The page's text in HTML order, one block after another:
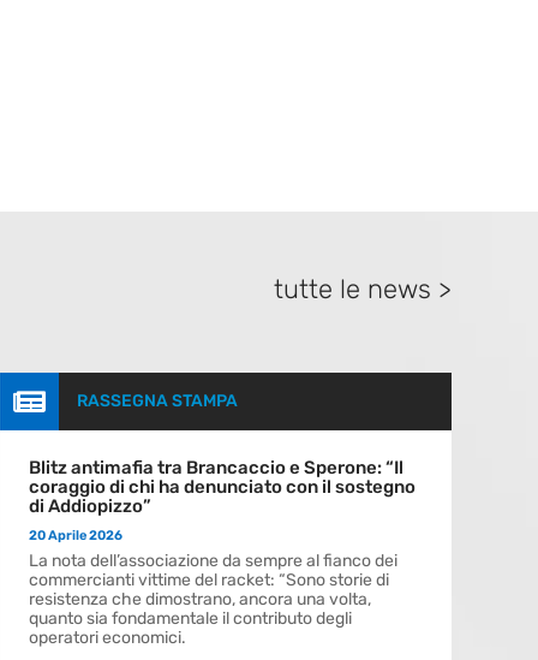
tutte le news >
 RASSEGNA STAMPA
Blitz antimafia tra Brancaccio e Sperone: “Il
coraggio di chi ha denunciato con il sostegno
di Addiopizzo”
20 Aprile 2026
La nota dell’associazione da sempre al fianco dei
commercianti vittime del racket: “Sono storie di
resistenza che dimostrano, ancora una volta,
quanto sia fondamentale il contributo degli
operatori economici.